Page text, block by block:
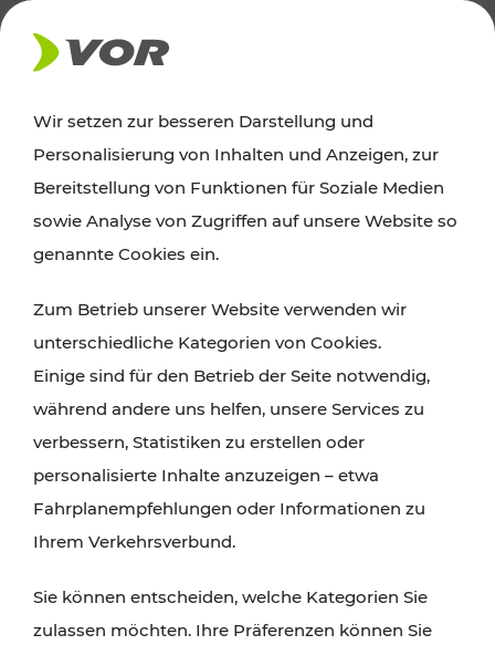
AKTUELLES
Ausflugstipps
Wien, Niederösterreich und das Burgenland
Wanderungen, Kultur und Gastronomie,
Radtouren oder purer Naturgenuss – viele
Attraktionen sind mit den Ticket- und Fahrplan-
Angeboten des VOR gut und schnell erreichbar.
Wir setzen zur besseren Darstellung und
Personalisierung von Inhalten und Anzeigen, zur
Bereitstellung von Funktionen für Soziale Medien
sowie Analyse von Zugriffen auf unsere Website so
genannte Cookies ein.
Zum Betrieb unserer Website verwenden wir
unterschiedliche Kategorien von Cookies.
Einige sind für den Betrieb der Seite notwendig,
während andere uns helfen, unsere Services zu
verbessern, Statistiken zu erstellen oder
personalisierte Inhalte anzuzeigen – etwa
Fahrplanempfehlungen oder Informationen zu
Ihrem Verkehrsverbund.
Sie können entscheiden, welche Kategorien Sie
zulassen möchten. Ihre Präferenzen können Sie